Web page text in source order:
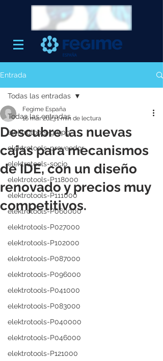
Entrada
Todas las entradas
elektrotools-grupo
elektrotools-proveedor
elektrotools-socio
elektrotools-P118000
elektrotools-P111000
elektrotools-P060000
elektrotools-P027000
elektrotools-P102000
elektrotools-P087000
elektrotools-P096000
elektrotools-P041000
elektrotools-P083000
elektrotools-P040000
elektrotools-P046000
elektrotools-P121000
Todas las entradas
Descubre las nuevas
cajas para mecanismos
de IDE, con un diseño
renovado y precios muy
competitivos.
Fegime España
16 mar 20231 min de lectura